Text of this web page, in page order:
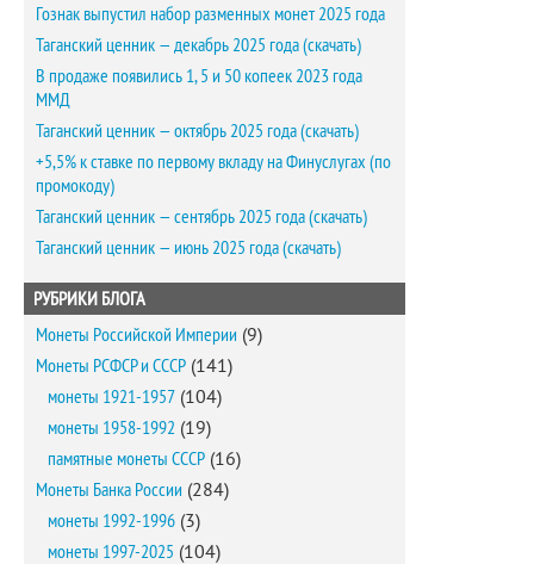
Гознак выпустил набор разменных монет 2025 года
Таганский ценник — декабрь 2025 года (скачать)
В продаже появились 1, 5 и 50 копеек 2023 года
ММД
Таганский ценник — октябрь 2025 года (скачать)
+5,5% к ставке по первому вкладу на Финуслугах (по
промокоду)
Таганский ценник — сентябрь 2025 года (скачать)
Таганский ценник — июнь 2025 года (скачать)
РУБРИКИ БЛОГА
Монеты Российской Империи (9)
Монеты РСФСР и СССР (141)
монеты 1921-1957 (104)
монеты 1958-1992 (19)
памятные монеты СССР (16)
Монеты Банка России (284)
монеты 1992-1996 (3)
монеты 1997-2025 (104)